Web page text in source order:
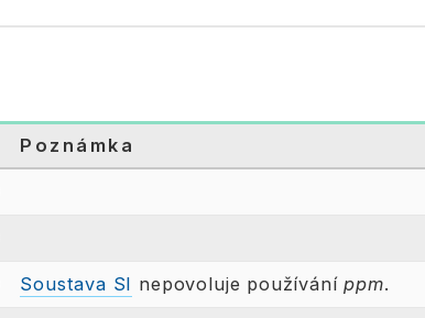
Poznámka
Soustava SI nepovoluje používáníppm.